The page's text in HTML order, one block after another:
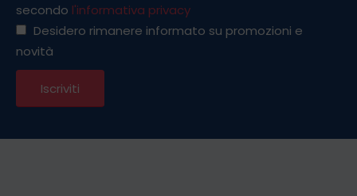
secondo l'informativa privacy
Desidero rimanere informato su promozioni e
novità